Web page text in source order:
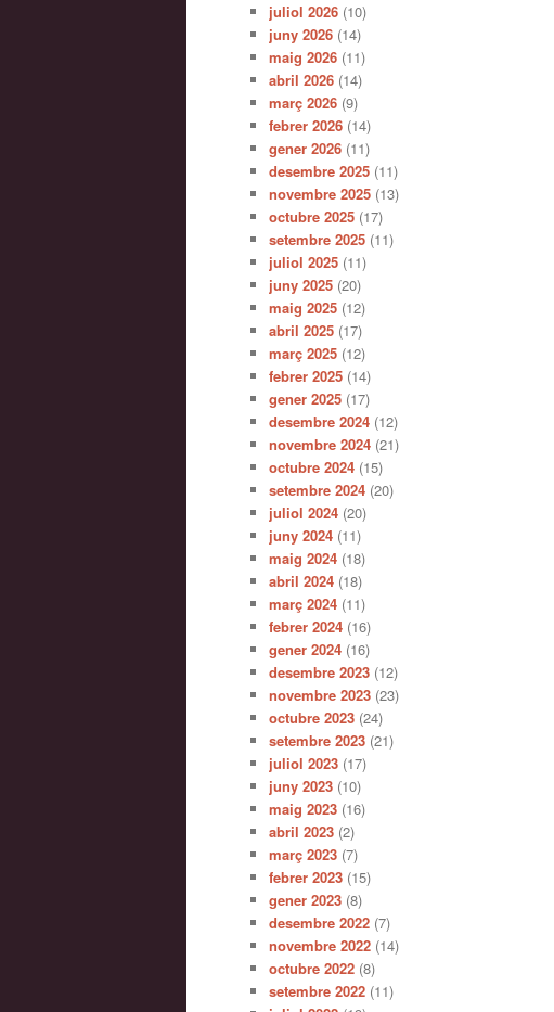
juliol 2026 (10)
juny 2026 (14)
maig 2026 (11)
abril 2026 (14)
març 2026 (9)
febrer 2026 (14)
gener 2026 (11)
desembre 2025 (11)
novembre 2025 (13)
octubre 2025 (17)
setembre 2025 (11)
juliol 2025 (11)
juny 2025 (20)
maig 2025 (12)
abril 2025 (17)
març 2025 (12)
febrer 2025 (14)
gener 2025 (17)
desembre 2024 (12)
novembre 2024 (21)
octubre 2024 (15)
setembre 2024 (20)
juliol 2024 (20)
juny 2024 (11)
maig 2024 (18)
abril 2024 (18)
març 2024 (11)
febrer 2024 (16)
gener 2024 (16)
desembre 2023 (12)
novembre 2023 (23)
octubre 2023 (24)
setembre 2023 (21)
juliol 2023 (17)
juny 2023 (10)
maig 2023 (16)
abril 2023 (2)
març 2023 (7)
febrer 2023 (15)
gener 2023 (8)
desembre 2022 (7)
novembre 2022 (14)
octubre 2022 (8)
setembre 2022 (11)